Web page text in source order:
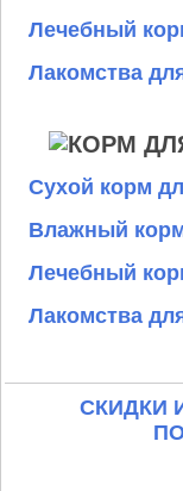
Лечебный
Лакомства
Сухой корм
Влажный
Лечебный
Лакомства
СКИДКИ